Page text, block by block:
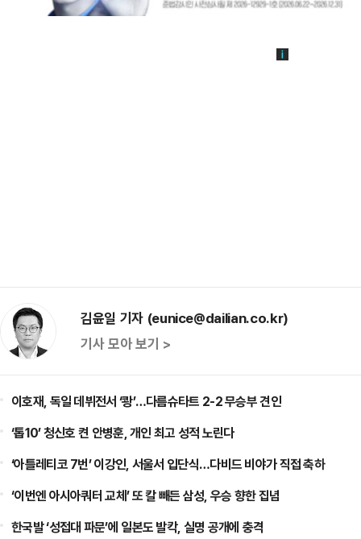
김윤일 기자 (eunice@dailian.co.kr)
기사 모아 보기 >
이호재, 독일 데뷔전서 ‘쾅’…다름슈타트 2-2 무승부 견인
‘톱10’ 청신호 켠 안병훈, 개인 최고 성적 노린다
‘아틀레티코 7번’ 이강인, 서울서 입단식…다비드 비야가 직접 축하
‘이번엔 아시아쿼터 교체’ 또 칼 빼든 삼성, 우승 향한 집념
한국발 ‘성접대 파문’에 일본도 발칵, 실명 공개에 충격